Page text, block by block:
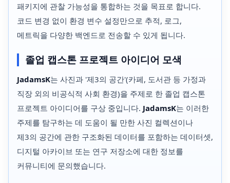
패키지에 관찰 가능성을 통합하는 것을 목표로 합니다.
코드 변경 없이 환경 변수 설정만으로 추적, 로그,
메트릭을 다양한 백엔드로 전송할 수 있게 됩니다.
졸업 캡스톤 프로젝트 아이디어 모색
JadamsK는 사진과 '제3의 공간'(카페, 도서관 등 가정과
직장 외의 비공식적 사회 환경)을 주제로 한 졸업 캡스톤
프로젝트 아이디어를 구상 중입니다. JadamsK는 이러한
주제를 탐구하는 데 도움이 될 만한 사진 컬렉션이나
제3의 공간에 관한 구조화된 데이터를 포함하는 데이터셋,
디지털 아카이브 또는 연구 저장소에 대한 정보를
커뮤니티에 문의했습니다.